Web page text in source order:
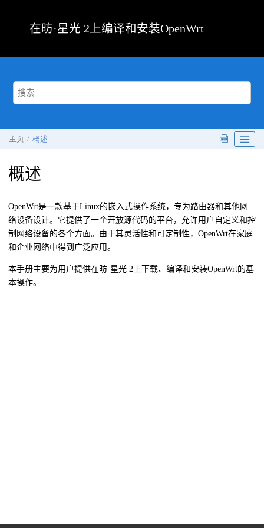
在昉·星光 2 上编译和安装OpenWrt
主页 概述
概述
OpenWrt是一款基于Linux的嵌入式操作系统，专为路由器和其他网
络设备设计。它提供了一个开放源代码的平台，允许用户自定义和控
制网络设备的各个方面。由于其灵活性和可定制性，OpenWrt在家庭
和企业网络中得到广泛应用。
本手册主要为用户提供在昉·星光 2 上下载、编译和安装OpenWrt的基
本操作。